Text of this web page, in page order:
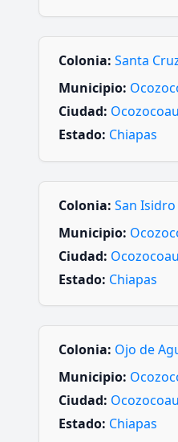
Colonia: Santa
Municipio:
Ciudad:
Estado: Chiapas
Colonia: San Isidro
Municipio:
Ciudad:
Estado: Chiapas
Colonia: Ojo de
Municipio:
Ciudad:
Estado: Chiapas